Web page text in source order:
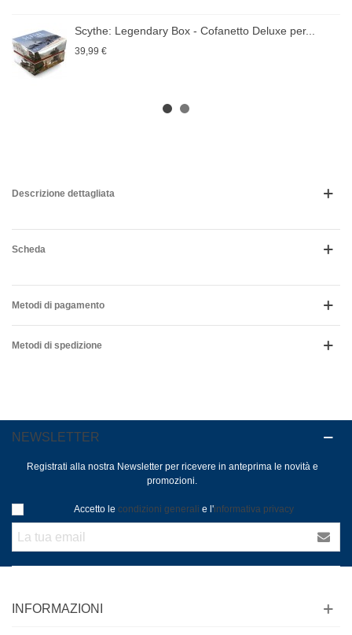
Scythe: Legendary Box - Cofanetto Deluxe per...
39,99 €
Descrizione dettagliata
Scheda
Metodi di pagamento
Metodi di spedizione
NEWSLETTER
Registrati alla nostra Newsletter per ricevere in anteprima le novità e
promozioni.
Accetto le condizioni generali e l'informativa privacy
INFORMAZIONI